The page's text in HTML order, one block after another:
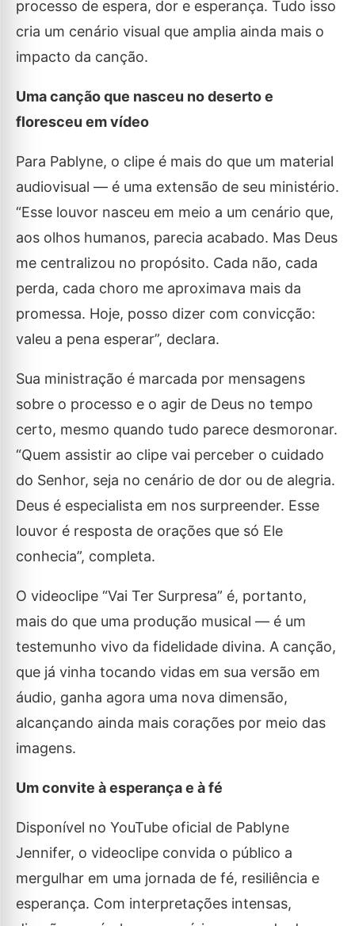
processo de espera, dor e esperança. Tudo isso
cria um cenário visual que amplia ainda mais o
impacto da canção.
Uma canção que nasceu no deserto e
floresceu em vídeo
Para Pablyne, o clipe é mais do que um material
audiovisual — é uma extensão de seu ministério.
“Esse louvor nasceu em meio a um cenário que,
aos olhos humanos, parecia acabado. Mas Deus
me centralizou no propósito. Cada não, cada
perda, cada choro me aproximava mais da
promessa. Hoje, posso dizer com convicção:
valeu a pena esperar”, declara.
Sua ministração é marcada por mensagens
sobre o processo e o agir de Deus no tempo
certo, mesmo quando tudo parece desmoronar.
“Quem assistir ao clipe vai perceber o cuidado
do Senhor, seja no cenário de dor ou de alegria.
Deus é especialista em nos surpreender. Esse
louvor é resposta de orações que só Ele
conhecia”, completa.
O videoclipe “Vai Ter Surpresa” é, portanto,
mais do que uma produção musical — é um
testemunho vivo da fidelidade divina. A canção,
que já vinha tocando vidas em sua versão em
áudio, ganha agora uma nova dimensão,
alcançando ainda mais corações por meio das
imagens.
Um convite à esperança e à fé
Disponível no YouTube oficial de Pablyne
Jennifer, o videoclipe convida o público a
mergulhar em uma jornada de fé, resiliência e
esperança. Com interpretações intensas,